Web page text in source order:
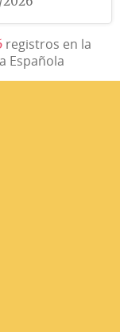
registros en la
Española